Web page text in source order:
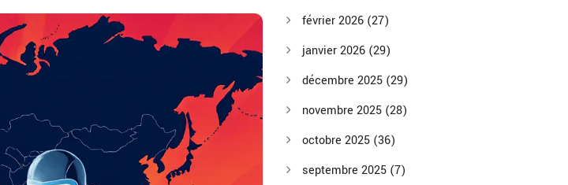
février 2026 (27)
janvier 2026 (29)
décembre 2025 (29)
novembre 2025 (28)
octobre 2025 (36)
septembre 2025 (7)